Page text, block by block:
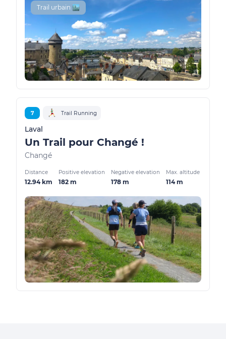
Trail urbain 🏙️
7 Trail Running
Laval
Un Trail pour Changé !
Changé
Distance
12.94 km
Positive elevation
182 m
Negative elevation
178 m
Max. altitude
114 m